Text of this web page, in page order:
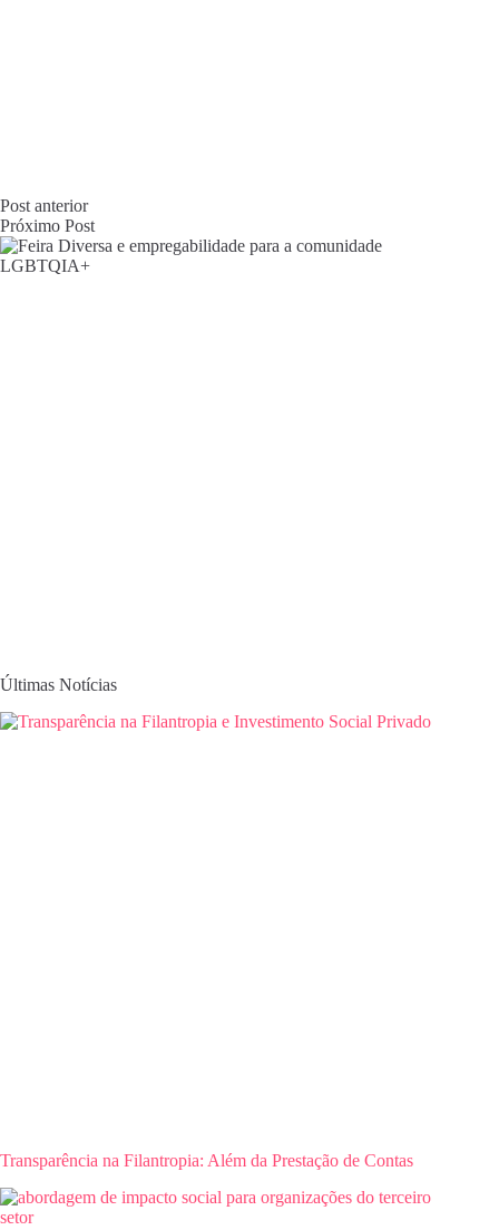
Post anterior
Próximo Post
Últimas Notícias
Transparência na Filantropia: Além da Prestação de Contas